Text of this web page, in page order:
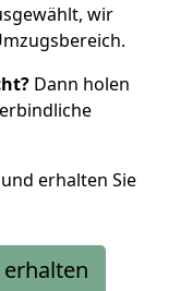
wir
Dann holen
erhalten Sie